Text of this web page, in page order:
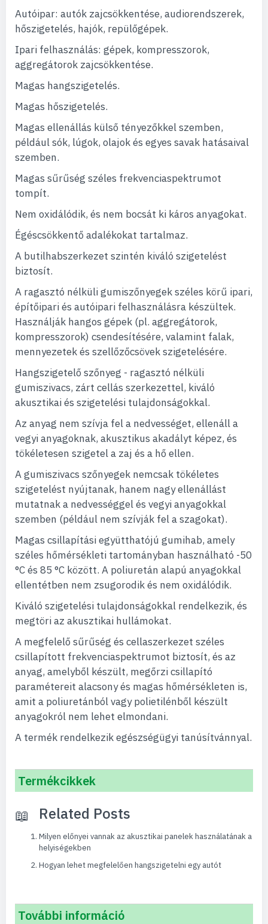
Autóipar: autók zajcsökkentése, audiorendszerek,
hőszigetelés, hajók, repülőgépek.
Ipari felhasználás: gépek, kompresszorok,
aggregátorok zajcsökkentése.
Magas hangszigetelés.
Magas hőszigetelés.
Magas ellenállás külső tényezőkkel szemben,
például sók, lúgok, olajok és egyes savak hatásaival
szemben.
Magas sűrűség széles frekvenciaspektrumot
tompít.
Nem oxidálódik, és nem bocsát ki káros anyagokat.
Égéscsökkentő adalékokat tartalmaz.
A butilhabszerkezet szintén kiváló szigetelést
biztosít.
A ragasztó nélküli gumiszőnyegek széles körű ipari,
építőipari és autóipari felhasználásra készültek.
Használják hangos gépek (pl. aggregátorok,
kompresszorok) csendesítésére, valamint falak,
mennyezetek és szellőzőcsövek szigetelésére.
Hangszigetelő szőnyeg - ragasztó nélküli
gumiszivacs, zárt cellás szerkezettel, kiváló
akusztikai és szigetelési tulajdonságokkal.
Az anyag nem szívja fel a nedvességet, ellenáll a
vegyi anyagoknak, akusztikus akadályt képez, és
tökéletesen szigetel a zaj és a hő ellen.
A gumiszivacs szőnyegek nemcsak tökéletes
szigetelést nyújtanak, hanem nagy ellenállást
mutatnak a nedvességgel és vegyi anyagokkal
szemben (például nem szívják fel a szagokat).
Magas csillapítási együtthatójú gumihab, amely
széles hőmérsékleti tartományban használható -50
°C és 85 °C között. A poliuretán alapú anyagokkal
ellentétben nem zsugorodik és nem oxidálódik.
Kiváló szigetelési tulajdonságokkal rendelkezik, és
megtöri az akusztikai hullámokat.
A megfelelő sűrűség és cellaszerkezet széles
csillapított frekvenciaspektrumot biztosít, és az
anyag, amelyből készült, megőrzi csillapító
paramétereit alacsony és magas hőmérsékleten is,
amit a poliuretánból vagy polietilénből készült
anyagokról nem lehet elmondani.
A termék rendelkezik egészségügyi tanúsítvánnyal.
Termékcikkek
Related Posts
Milyen előnyei vannak az akusztikai panelek használatának a
helyiségekben
Hogyan lehet megfelelően hangszigetelni egy autót
További információ